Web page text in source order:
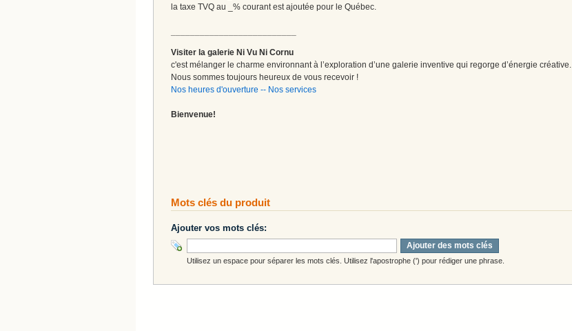
la taxe TVQ au _% courant est ajoutée pour le Québec.
Visiter la galerie Ni Vu Ni Cornu
c'est mélanger le charme environnant à l’exploration d’une galerie inventive qui regorge d’énergie créative.
Nous sommes toujours heureux de vous recevoir !
Nos heures d'ouverture -- Nos services
Bienvenue!
Mots clés du produit
Ajouter vos mots clés:
Ajouter des mots clés
Utilisez un espace pour séparer les mots clés. Utilisez l'apostrophe (') pour rédiger une phrase.